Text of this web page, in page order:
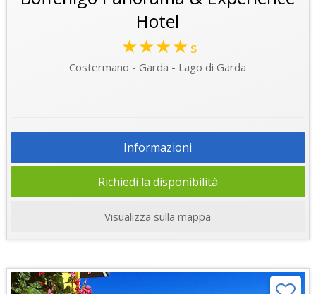
Hotel
★★★★s
Costermano - Garda - Lago di Garda
Informazioni
Richiedi la disponibilità
Visualizza sulla mappa